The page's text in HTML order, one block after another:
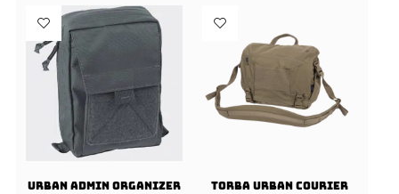
URBAN ADMIN Organizer
Torba URBAN COURIER